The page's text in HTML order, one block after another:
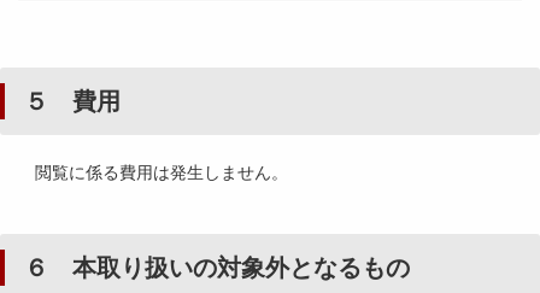
５ 費用
閲覧に係る費用は発生しません。
６ 本取り扱いの対象外となるもの